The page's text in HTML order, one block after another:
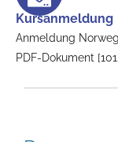
Kursanmeldung
Anmeldung
PDF-Dokument